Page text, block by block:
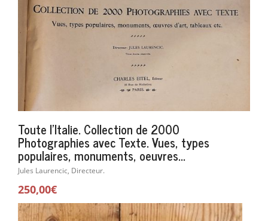
Toute l'Italie. Collection de 2000
Photographies avec Texte. Vues, types
populaires, monuments, oeuvres...
Jules Laurencic, Directeur.
250,00€